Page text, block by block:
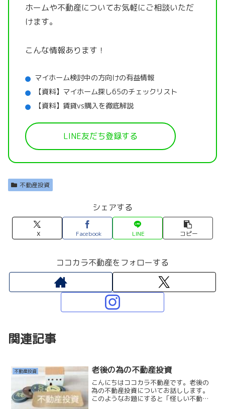
ホームや不動産についてお気軽にご相談いただ
けます。
こんな情報あります！
マイホーム検討中の方向けの有益情報
【資料】マイホーム探し65のチェックリスト
【資料】賃貸vs購入を徹底解説
LINE友だち登録する
不動産投資
シェアする
X Facebook LINE コピー
ココカラ不動産をフォローする
関連記事
不動産投資 老後の為の不動産投資
こんにちはココカラ不動産です。老後の
為の不動産投資についてお話しします。
このようなお題にすると「怪しい不動産